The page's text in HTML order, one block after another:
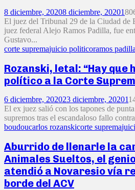
8 diciembre, 20208 diciembre, 20201
El juez del Tribunal 29 de la Ciudad de
juez federal Alejo Ramos Padilla, fue
Gustavo...
corte supremajuicio politicoramos padilla
Rozanski, letal: “Hay
político a la Corte
6 diciembre, 202023 diciembre, 20201
El ex juez salió con los tapones de
supremos tras el escandaloso fallo
boudoucarlos rozanskicorte suprema
Aburrido de llenarle la
Animales Sueltos, el
atendió a Novaresio vía
borde del ACV